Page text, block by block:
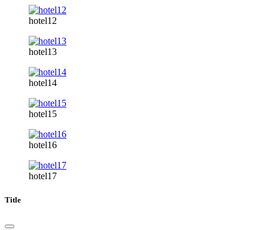
hotel12
hotel13
hotel14
hotel15
hotel16
hotel17
Title